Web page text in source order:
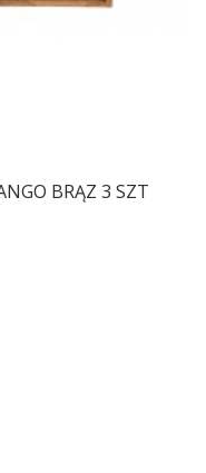
BRĄZ 3 SZT